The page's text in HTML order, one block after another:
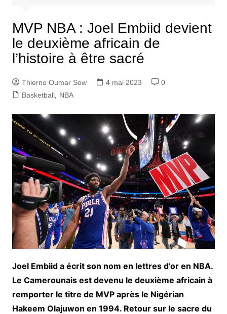
MVP NBA : Joel Embiid devient
le deuxième africain de
l’histoire à être sacré
Thierno Oumar Sow 4 mai 2023
0
Basketball, NBA
Joel Embiid a écrit son nom en lettres d’or en NBA.
Le Camerounais est devenu le deuxième africain à
remporter le titre de MVP après le Nigérian
Hakeem Olajuwon en 1994. Retour sur le sacre du